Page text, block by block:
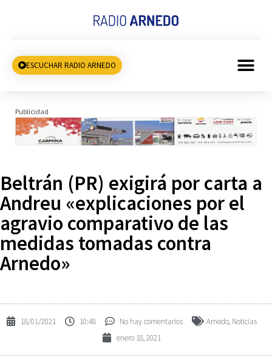
ESCUCHAR RADIO ARNEDO
Publicidad
Beltrán (PR) exigirá por carta a
Andreu «explicaciones por el
agravio comparativo de las
medidas tomadas contra
Arnedo»
18/01/2021 10:48 No hay comentarios Arnedo, Noticias
enero 18, 2021